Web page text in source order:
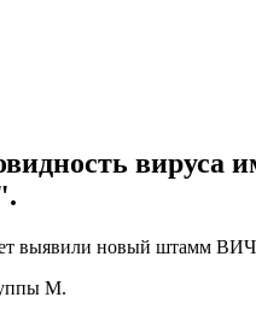
выявили новый штамм ВИЧ.
М.